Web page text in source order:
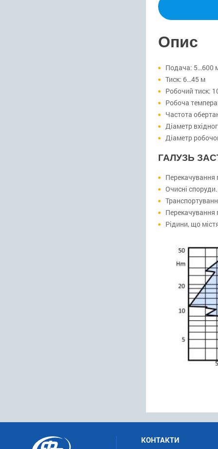
Опис
Подача: 5…600
Тиск: 6…45 м
Робочий тиск:
Робоча
Частота
Діаметр
Діаметр
ГАЛУЗЬ
Перекачування
Очисні споруди.
Перекачування
Рідини, що
КОНТАКТИ